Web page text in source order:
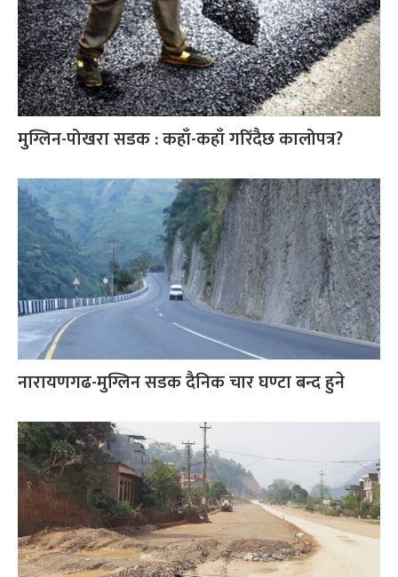
मुग्लिन-पोखरा सडक : कहाँ-कहाँ गरिँदैछ कालोपत्र?
नारायणगढ-मुग्लिन सडक दैनिक चार घण्टा बन्द हुने